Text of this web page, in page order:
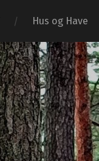
Hus og Have